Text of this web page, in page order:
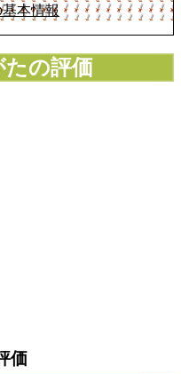
本情報
の評価
価